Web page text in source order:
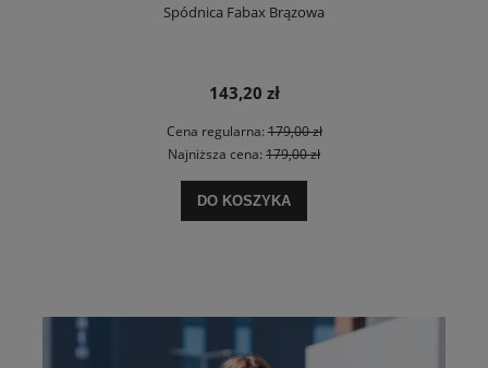
Spódnica Fabax Brązowa
143,20 zł
Cena regularna:179,00 zł
Najniższa cena: 179,00 zł
DO KOSZYKA